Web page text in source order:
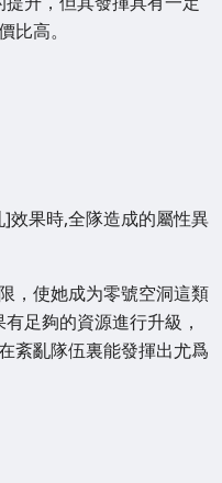
升，但其發揮具有一定
比高。
效果時,全隊造成的屬性異
，使她成为零號空洞這類
足夠的資源進行升級，
紊亂隊伍裏能發揮出尤爲